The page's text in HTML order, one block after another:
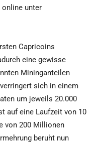
unter
Capricoins
eine gewisse
Mininganteilen
sich in einem
um jeweils 20.000
auf eine Laufzeit von 10
von 200 Millionen
beruht nun